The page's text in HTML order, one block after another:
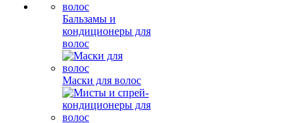
Бальзамы и
кондиционеры для
волос
Маски для волос